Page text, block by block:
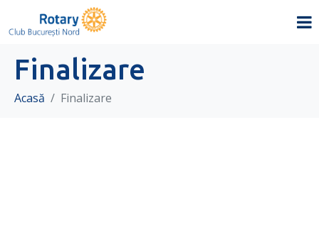
Finalizare
Acasă Finalizare